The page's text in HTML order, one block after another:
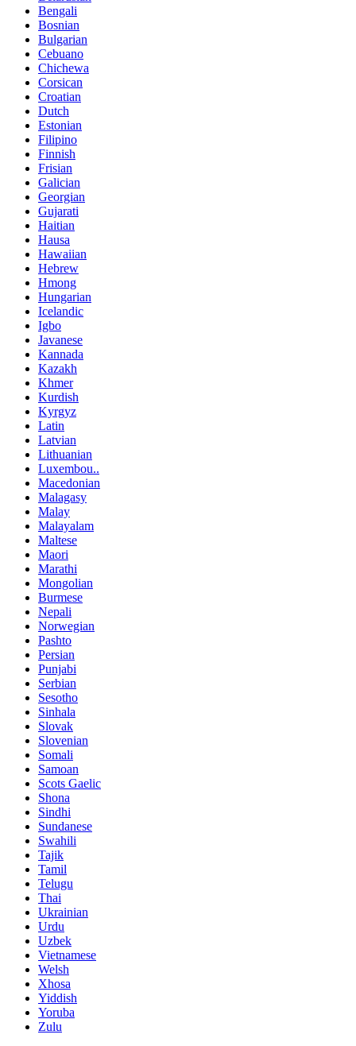
Bengali
Bosnian
Bulgarian
Cebuano
Chichewa
Corsican
Croatian
Dutch
Estonian
Filipino
Finnish
Frisian
Galician
Georgian
Gujarati
Haitian
Hausa
Hawaiian
Hebrew
Hmong
Hungarian
Icelandic
Igbo
Javanese
Kannada
Kazakh
Khmer
Kurdish
Kyrgyz
Latin
Latvian
Lithuanian
Luxembou..
Macedonian
Malagasy
Malay
Malayalam
Maltese
Maori
Marathi
Mongolian
Burmese
Nepali
Norwegian
Pashto
Persian
Punjabi
Serbian
Sesotho
Sinhala
Slovak
Slovenian
Somali
Samoan
Scots Gaelic
Shona
Sindhi
Sundanese
Swahili
Tajik
Tamil
Telugu
Thai
Ukrainian
Urdu
Uzbek
Vietnamese
Welsh
Xhosa
Yiddish
Yoruba
Zulu